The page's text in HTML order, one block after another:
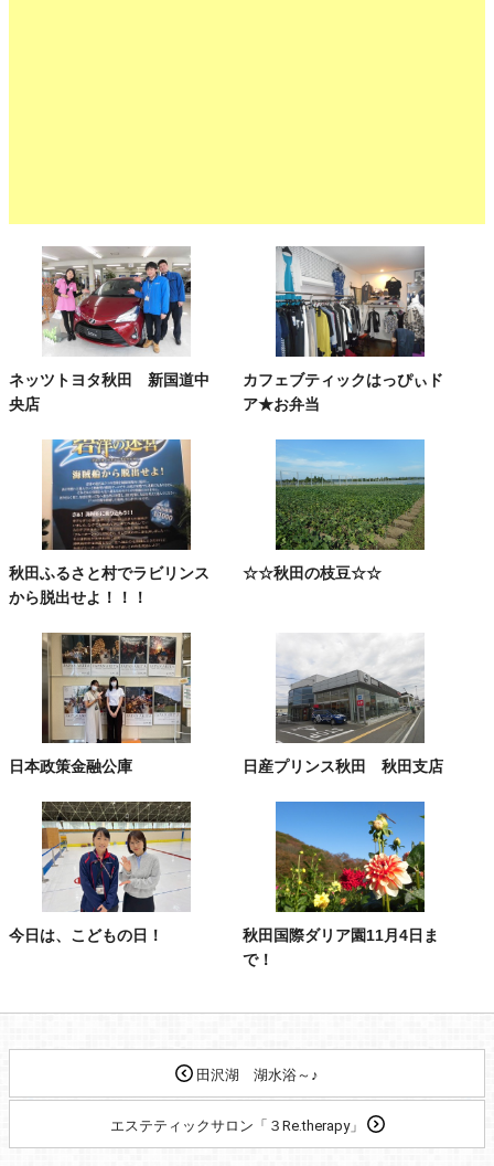
ネッツトヨタ秋田 新国道中
央店
カフェブティックはっぴぃド
ア★お弁当
秋田ふるさと村でラビリンス
から脱出せよ！！！
☆☆秋田の枝豆☆☆
日本政策金融公庫 日産プリンス秋田 秋田支店
今日は、こどもの日！
秋田国際ダリア園11月4日ま
で！
田沢湖 湖水浴～♪
エステティックサロン「３Re.therapy」